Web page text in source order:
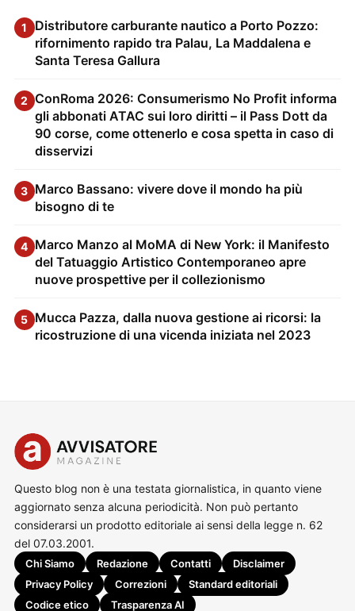
1
Distributore carburante nautico a Porto Pozzo:
rifornimento rapido tra Palau, La Maddalena e
Santa Teresa Gallura
2 ConRoma 2026: Consumerismo No Profit informa
gli abbonati ATAC sui loro diritti – il Pass Dott da
90 corse, come ottenerlo e cosa spetta in caso di
disservizi
3 Marco Bassano: vivere dove il mondo ha più
bisogno di te
4 Marco Manzo al MoMA di New York: il Manifesto
del Tatuaggio Artistico Contemporaneo apre
nuove prospettive per il collezionismo
5 Mucca Pazza, dalla nuova gestione ai ricorsi: la
ricostruzione di una vicenda iniziata nel 2023
Questo blog non è una testata giornalistica, in quanto viene
aggiornato senza alcuna periodicità. Non può pertanto
considerarsi un prodotto editoriale ai sensi della legge n. 62
del 07.03.2001.
Chi Siamo Redazione Contatti
Disclaimer
Privacy Policy
Correzioni
Standard editoriali
Codice etico
Trasparenza AI